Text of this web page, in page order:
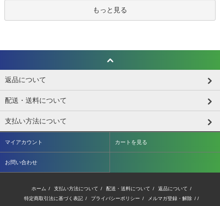
もっと見る
返品について
配送・送料について
支払い方法について
マイアカウント カートを見る
お問い合わせ
ホーム / 支払い方法について / 配送・送料について / 返品について /
特定商取引法に基づく表記 / プライバシーポリシー / メルマガ登録・解除 / /